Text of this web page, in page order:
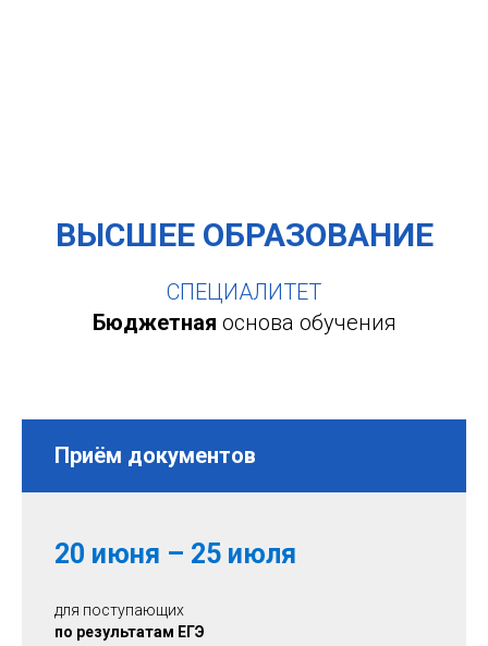
ВЫСШЕЕ ОБРАЗОВАНИЕ
СПЕЦИАЛИТЕТ
Бюджетная основа обучения
Приём документов
20 июня – 25 июля
для поступающих
по результатам ЕГЭ